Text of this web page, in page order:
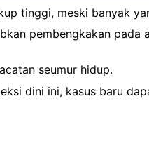
tinggi, meski banyak
pembengkakan pada
seumur hidup.
dini ini, kasus baru